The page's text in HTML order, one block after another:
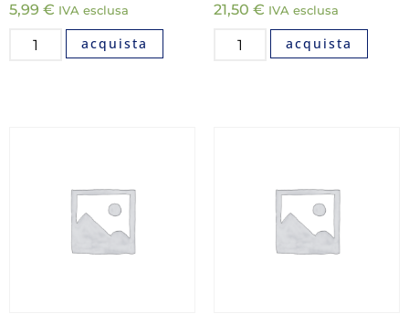
5,99 € IVA esclusa
acquista
21,50 € IVA esclusa
acquista